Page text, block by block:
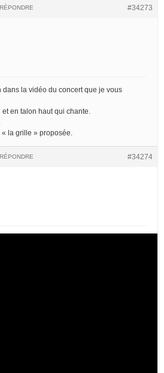
#34273
RÉPONDRE
dans la vidéo du concert que je vous
en talon haut qui chante.
la grille » proposée.
#34274
RÉPONDRE